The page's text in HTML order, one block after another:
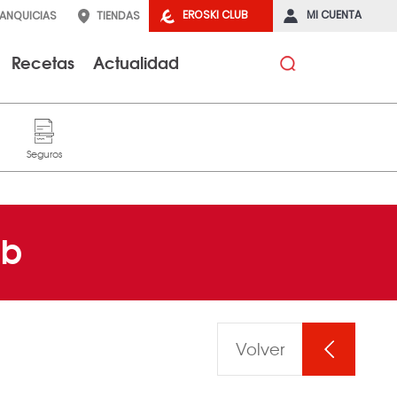
EROSKI CLUB MI CUENTA
TIENDAS
Recetas Actualidad
Volver